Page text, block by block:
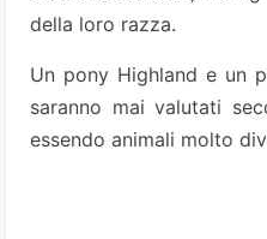
della loro razza.
Un pony Highland e un
saranno mai valutati
essendo animali molto